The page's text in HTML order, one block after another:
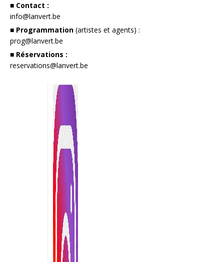
■ Contact :
info@lanvert.be
■ Programmation (artistes et agents) :
prog@lanvert.be
■ Réservations :
reservations@lanvert.be